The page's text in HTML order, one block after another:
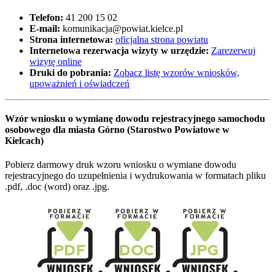
Telefon: 41 200 15 02
E-mail: komunikacja@powiat.kielce.pl
Strona internetowa: oficjalna strona powiatu
Internetowa rezerwacja wizyty w urzędzie: Zarezerwuj
wizytę online
Druki do pobrania: Zobacz listę wzorów wniosków,
upoważnień i oświadczeń
Wzór wniosku o wymianę dowodu rejestracyjnego samochodu
osobowego dla miasta Górno (Starostwo Powiatowe w
Kielcach)
Pobierz darmowy druk wzoru wniosku o wymiane dowodu
rejestracyjnego do uzupełnienia i wydrukowania w formatach pliku
.pdf, .doc (word) oraz .jpg.